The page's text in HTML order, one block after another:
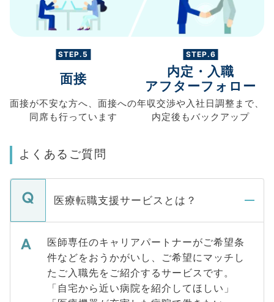
STEP.5
面接
面接が不安な方へ、 面接への
同席も行っています
STEP.6
内定・入職
アフターフォロー
年収交渉や入社日調整まで、
内定後もバックアップ
よくあるご質問
医療転職支援サービスとは？
医師専任のキャリアパートナーがご希望条
件などをおうかがいし、ご希望にマッチし
たご入職先をご紹介するサービスです。
「自宅から近い病院を紹介してほしい」